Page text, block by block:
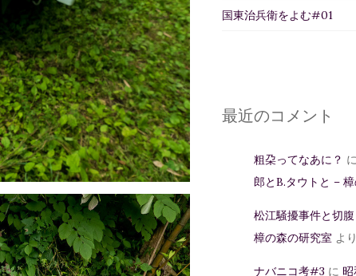
国東治兵衛をよむ#01
最近のコメント
粗朶ってなあに？ に
郎とB.タウトと –
松江騒擾事件と切腹
樟の森の研究室 より
ナバニコ考#3 に 昭